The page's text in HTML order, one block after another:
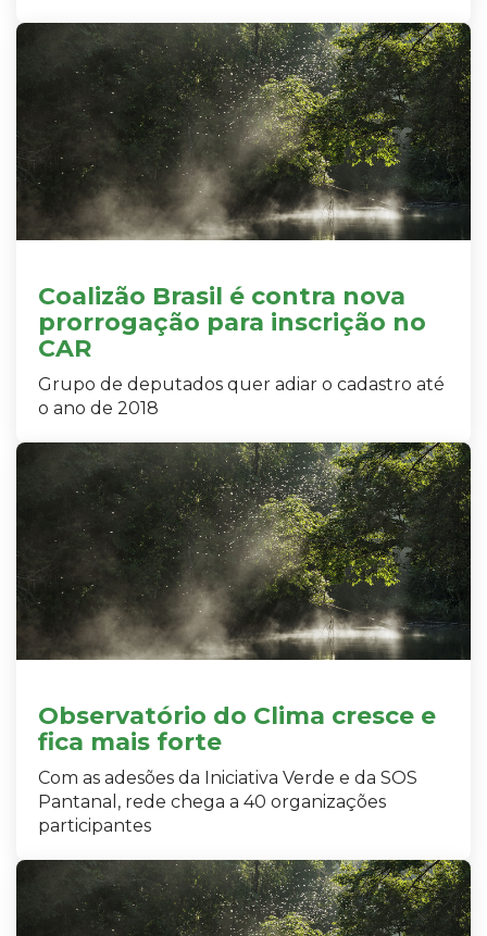
Coalizão Brasil é contra nova
prorrogação para inscrição no
CAR
Grupo de deputados quer adiar o cadastro até
o ano de 2018
Observatório do Clima cresce e
fica mais forte
Com as adesões da Iniciativa Verde e da SOS
Pantanal, rede chega a 40 organizações
participantes